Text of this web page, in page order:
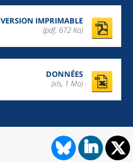
VERSION IMPRIMABLE
(pdf, 672 Ko)
DONNÉES
(xls, 1 Mo)